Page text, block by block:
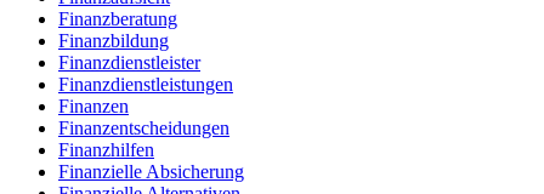
Finanzberatung
Finanzbildung
Finanzdienstleister
Finanzdienstleistungen
Finanzen
Finanzentscheidungen
Finanzhilfen
Finanzielle Absicherung